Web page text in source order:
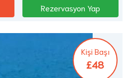
Rezervasyon Yap
Kişi Başı
£48